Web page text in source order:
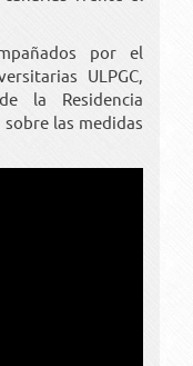
por el
ULPGC,
la Residencia
las medidas